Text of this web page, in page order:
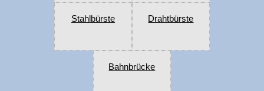
Stahlbürste Drahtbürste
Bahnbrücke